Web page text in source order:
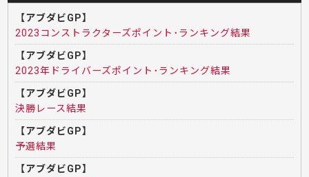
【アブダビGP】
2023コンストラクターズポイント･ランキング結果
【アブダビGP】
2023年ドライバーズポイント･ランキング結果
【アブダビGP】
決勝レース結果
【アブダビGP】
予選結果
【アブダビGP】